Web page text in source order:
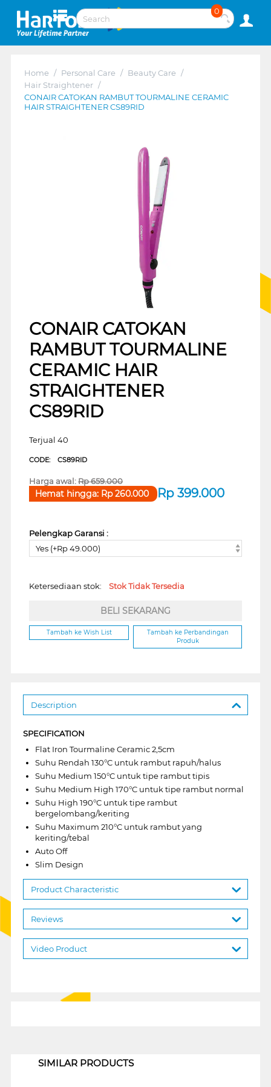
0
Home / Personal Care / Beauty Care /
Hair Straightener /
CONAIR CATOKAN RAMBUT TOURMALINE CERAMIC
HAIR STRAIGHTENER CS89RID
CONAIR CATOKAN
RAMBUT TOURMALINE
CERAMIC HAIR
STRAIGHTENER
CS89RID
Terjual 40
CODE: CS89RID
Harga awal:Rp659.000
Rp 399.000
Hemat hingga: Rp260.000
Pelengkap Garansi :
Yes (+Rp 49.000)
Ketersediaan stok: Stok Tidak Tersedia
BELI SEKARANG
Tambah ke Wish List
Tambah ke Perbandingan
Produk
Description
SPECIFICATION
Flat Iron Tourmaline Ceramic 2,5cm
Suhu Rendah 130°C untuk rambut rapuh/halus
Suhu Medium 150°C untuk tipe rambut tipis
Suhu Medium High 170°C untuk tipe rambut normal
Suhu High 190°C untuk tipe rambut
bergelombang/keriting
Suhu Maximum 210°C untuk rambut yang
keriting/tebal
Auto Off
Slim Design
Product Characteristic
Reviews
Video Product
SIMILAR PRODUCTS